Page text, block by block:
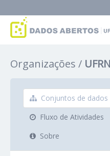
Grupos
Sobre
Organizações UFRN
Conjuntos de dados
Fluxo de Atividades
Sobre